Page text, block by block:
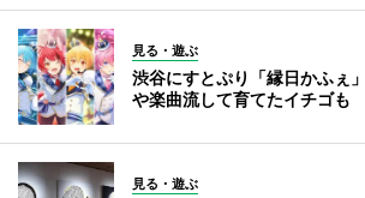
見る・遊ぶ
渋谷にすとぷり「縁日かふぇ
や楽曲流して育てたイチゴも
見る・遊ぶ